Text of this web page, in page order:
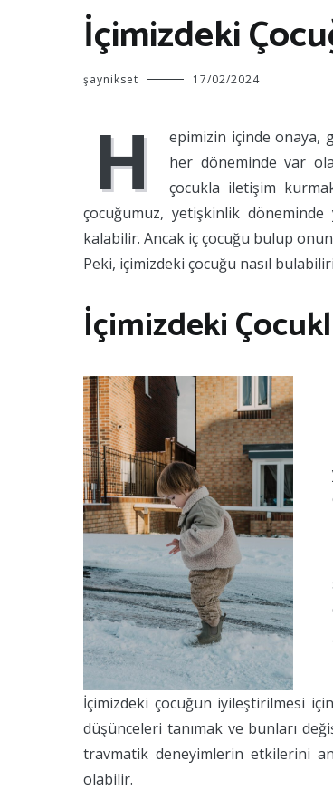
İçimizdeki
şaynikset 17/02/2024
H
epimizin içinde onaya,
her döneminde var
çocukla iletişim
çocuğumuz, yetişkinlik
kalabilir. Ancak iç çocuğu bulup
Peki, içimizdeki çocuğu nasıl
İçimizdeki
İçimizdeki çocuğun iyileştirilmesi
düşünceleri tanımak ve bunları
travmatik deneyimlerin etkilerini
olabilir.